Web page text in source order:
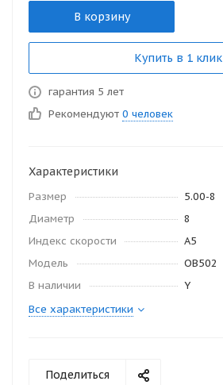
В корзину
Купить в 1 клик
гарантия 5 лет
Рекомендуют 0 человек
Характеристики
Размер
5.00-8
Диаметр
8
Индекс скорости
A5
Модель
ОВ502
В наличии
Y
Все характеристики
Поделиться